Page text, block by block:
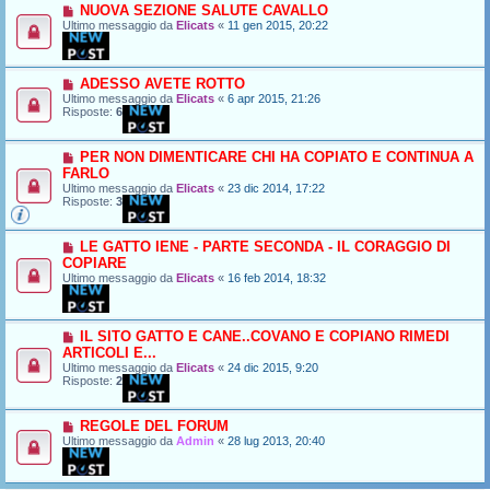
NUOVA SEZIONE SALUTE CAVALLO
Ultimo messaggio da Elicats « 11 gen 2015, 20:22
ADESSO AVETE ROTTO
Ultimo messaggio da Elicats « 6 apr 2015, 21:26
Risposte: 6
PER NON DIMENTICARE CHI HA COPIATO E CONTINUA A
FARLO
Ultimo messaggio da Elicats « 23 dic 2014, 17:22
Risposte: 3
LE GATTO IENE - PARTE SECONDA - IL CORAGGIO DI
COPIARE
Ultimo messaggio da Elicats « 16 feb 2014, 18:32
IL SITO GATTO E CANE..COVANO E COPIANO RIMEDI
ARTICOLI E...
Ultimo messaggio da Elicats « 24 dic 2015, 9:20
Risposte: 2
REGOLE DEL FORUM
Ultimo messaggio da Admin « 28 lug 2013, 20:40